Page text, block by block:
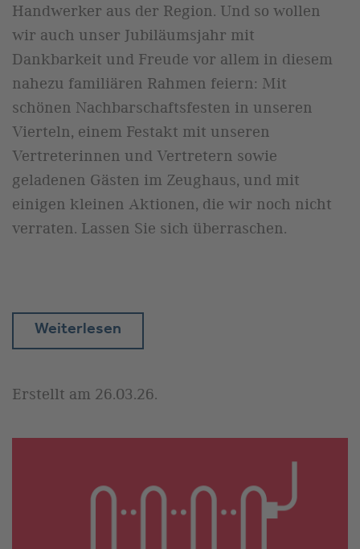
Handwerker aus der Region. Und so wollen
wir auch unser Jubiläumsjahr mit
Dankbarkeit und Freude vor allem in diesem
nahezu familiären Rahmen feiern: Mit
schönen Nachbarschaftsfesten in unseren
Vierteln, einem Festakt mit unseren
Vertreterinnen und Vertretern sowie
geladenen Gästen im Zeughaus, und mit
einigen kleinen Aktionen, die wir noch nicht
verraten. Lassen Sie sich überraschen.
Weiterlesen
Erstellt am 26.03.26.